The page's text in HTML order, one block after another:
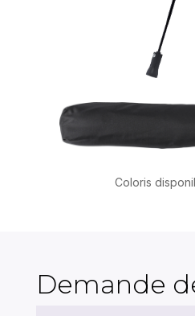
Coloris
Demande